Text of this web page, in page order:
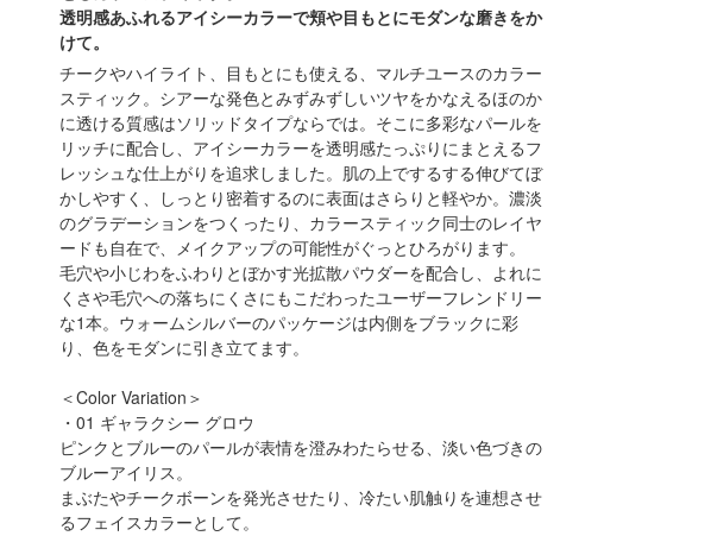
透明感あふれるアイシーカラーで頬や目もとにモダンな磨きをか
けて。
チークやハイライト、目もとにも使える、マルチユースのカラー
スティック。シアーな発色とみずみずしいツヤをかなえるほのか
に透ける質感はソリッドタイプならでは。そこに多彩なパールを
リッチに配合し、アイシーカラーを透明感たっぷりにまとえるフ
レッシュな仕上がりを追求しました。肌の上でするする伸びてぼ
かしやすく、しっとり密着するのに表面はさらりと軽やか。濃淡
のグラデーションをつくったり、カラースティック同士のレイヤ
ードも自在で、メイクアップの可能性がぐっとひろがります。
毛穴や小じわをふわりとぼかす光拡散パウダーを配合し、よれに
くさや毛穴への落ちにくさにもこだわったユーザーフレンドリー
な1本。ウォームシルバーのパッケージは内側をブラックに彩
り、色をモダンに引き立てます。
＜Color Variation＞
・01 ギャラクシー グロウ
ピンクとブルーのパールが表情を澄みわたらせる、淡い色づきの
ブルーアイリス。
まぶたやチークボーンを発光させたり、冷たい肌触りを連想させ
るフェイスカラーとして。